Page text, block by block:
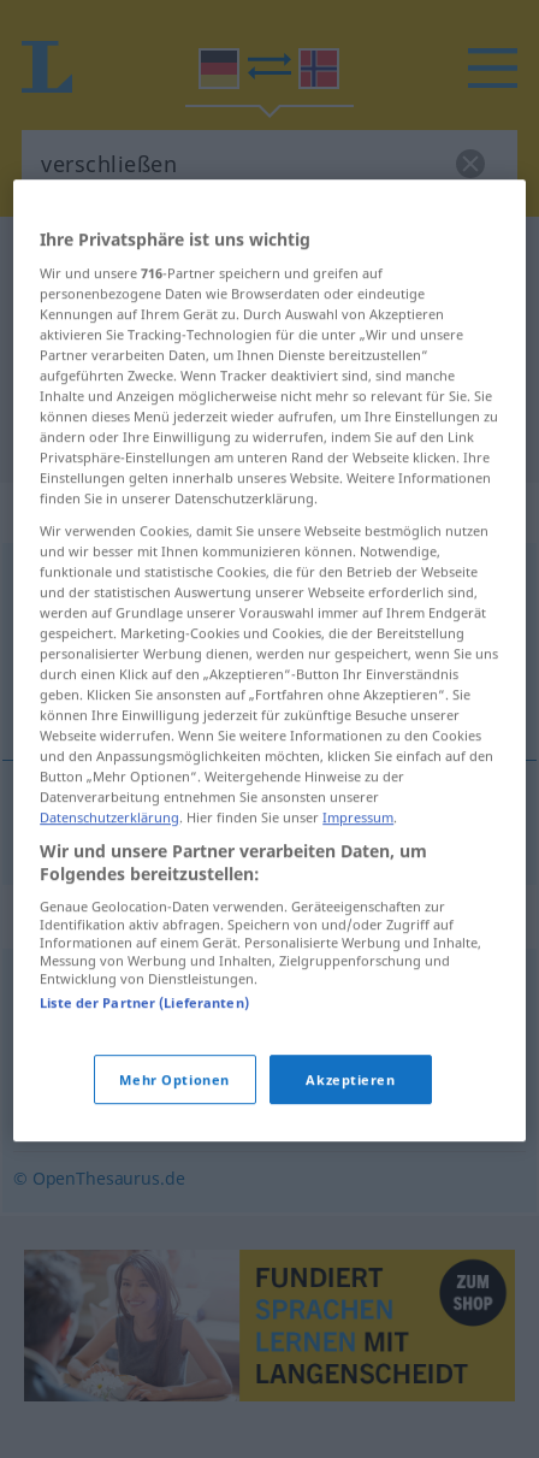
Deutsch-Norwegisch Wörterbuch
Deutsch-Norwegisch Übersetzung
für "verschließen"
"verschließen" Norwegisch
Übersetzung
„verschließen“
verschließen
Übersicht aller Übersetzungen
(Für mehr Details die Übersetzung anklicken/antippen)
lukke, låse
lukke,låse(igjen) verschließen
Synonyme für "verschließen"
zumachen,(sich) zurückziehen
zumachen
© OpenThesaurus.de
Ihre Privatsphäre ist uns wichtig
Wir und unsere716-Partner speichern und greifen auf
personenbezogene Daten wie Browserdaten oder eindeutige
Kennungen auf Ihrem Gerät zu. Durch Auswahl von Akzeptieren
aktivieren Sie Tracking-Technologien für die unter „Wir und unsere
Partner verarbeiten Daten, um Ihnen Dienste bereitzustellen“
aufgeführten Zwecke. Wenn Tracker deaktiviert sind, sind manche
Inhalte und Anzeigen möglicherweise nicht mehr so relevant für Sie. Sie
können dieses Menü jederzeit wieder aufrufen, um Ihre Einstellungen zu
ändern oder Ihre Einwilligung zu widerrufen, indem Sie auf den Link
Privatsphäre-Einstellungen am unteren Rand der Webseite klicken. Ihre
Einstellungen gelten innerhalb unseres Website. Weitere Informationen
finden Sie in unserer Datenschutzerklärung.
Wir verwenden Cookies, damit Sie unsere Webseite bestmöglich nutzen
und wir besser mit Ihnen kommunizieren können. Notwendige,
funktionale und statistische Cookies, die für den Betrieb der Webseite
und der statistischen Auswertung unserer Webseite erforderlich sind,
werden auf Grundlage unserer Vorauswahl immer auf Ihrem Endgerät
gespeichert. Marketing-Cookies und Cookies, die der Bereitstellung
personalisierter Werbung dienen, werden nur gespeichert, wenn Sie uns
durch einen Klick auf den „Akzeptieren“-Button Ihr Einverständnis
geben. Klicken Sie ansonsten auf „Fortfahren ohne Akzeptieren“. Sie
können Ihre Einwilligung jederzeit für zukünftige Besuche unserer
Webseite widerrufen. Wenn Sie weitere Informationen zu den Cookies
und den Anpassungsmöglichkeiten möchten, klicken Sie einfach auf den
Button „Mehr Optionen“. Weitergehende Hinweise zu der
Datenverarbeitung entnehmen Sie ansonsten unserer
Datenschutzerklärung. Hier finden Sie unserImpressum.
Wir und unsere Partner verarbeiten Daten, um
Folgendes bereitzustellen:
Genaue Geolocation-Daten verwenden. Geräteeigenschaften zur
Identifikation aktiv abfragen. Speichern von und/oder Zugriff auf
Informationen auf einem Gerät. Personalisierte Werbung und Inhalte,
Messung von Werbung und Inhalten, Zielgruppenforschung und
Entwicklung von Dienstleistungen.
Liste der Partner (Lieferanten)
Mehr Optionen Akzeptieren